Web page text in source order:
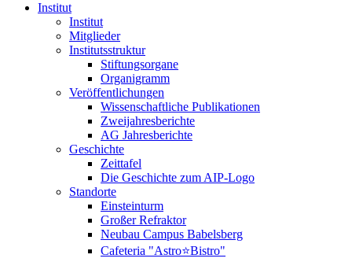
Institut
Institut
Mitglieder
Institutsstruktur
Stiftungsorgane
Organigramm
Veröffentlichungen
Wissenschaftliche Publikationen
Zweijahresberichte
AG Jahresberichte
Geschichte
Zeittafel
Die Geschichte zum AIP-Logo
Standorte
Einsteinturm
Großer Refraktor
Neubau Campus Babelsberg
Cafeteria "Astro⭐Bistro"